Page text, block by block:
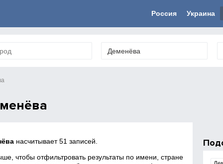
Россия Украина
насчитывает 51 записей.
чтобы отфильтровать результаты по имени, стране